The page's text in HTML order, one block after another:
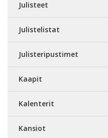
Julisteet
Julistelistat
Julisteripustimet
Kaapit
Kalenterit
Kansiot